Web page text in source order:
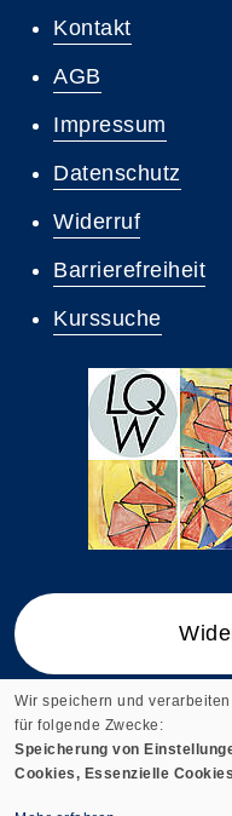
Kontakt
AGB
Impressum
Datenschutz
Widerruf
Barrierefreiheit
Kurssuche
Cookie-Einstellungen
Wir speichern und
für folgende Zwecke:
Speicherung von
Cookies, Essenzielle